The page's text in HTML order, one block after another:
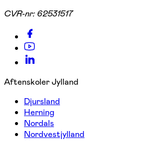
CVR-nr: 62531517
Aftenskoler Jylland
Djursland
Herning
Nordals
Nordvestjylland